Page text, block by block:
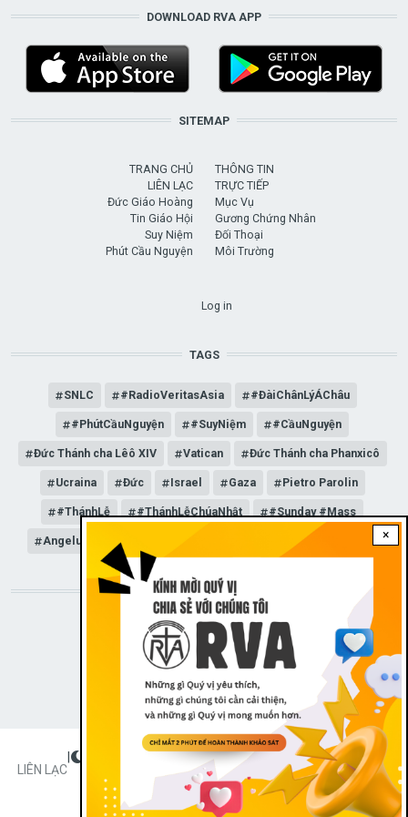
×
DOWNLOAD RVA APP
SITEMAP
TRANG CHỦ
LIÊN LẠC
Đức Giáo Hoàng
Tin Giáo Hội
Suy Niệm
Phút Cầu Nguyện
THÔNG TIN
TRỰC TIẾP
Mục Vụ
Gương Chứng Nhân
Đối Thoại
Môi Trường
Log in
TAGS
SNLC #RadioVeritasAsia #ĐàiChânLýÁChâu
#PhútCầuNguyện #SuyNiệm #CầuNguyện
Đức Thánh cha Lêô XIV Vatican Đức Thánh cha Phanxicô
Ucraina Đức Israel Gaza Pietro Parolin
#ThánhLễ #ThánhLễChúaNhật #Sunday #Mass
Angelus Đức Giáo hoàng Lêô XIV General Audience
STAY CONNECTED WITH US!
Radio Veritas Asia © 2023
FOOTER
LIÊN LẠC